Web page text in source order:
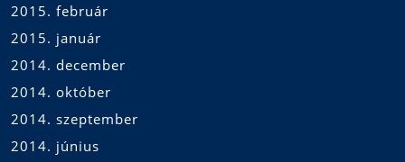
2015. február
2015. január
2014. december
2014. október
2014. szeptember
2014. június